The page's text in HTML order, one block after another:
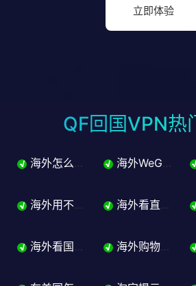
立即体验
QF回国VPN热
√ 海外怎么玩英雄联盟国服？从流畅登录到五排开黑完整解决方案 √海外WeGame打不开怎么办？英雄联盟国服登录问题解决
√ 海外用不了淘宝怎么办？商品屏蔽支付受限一站解决 √海外看直播地区限制怎么办？体育赛事电竞抖音直播加速器指南来了
√ 海外看国内视频怎么解决版权限制？追剧加速器完整指南 √海外购物加速器哪个好？淘宝京东拼多多一个搞定